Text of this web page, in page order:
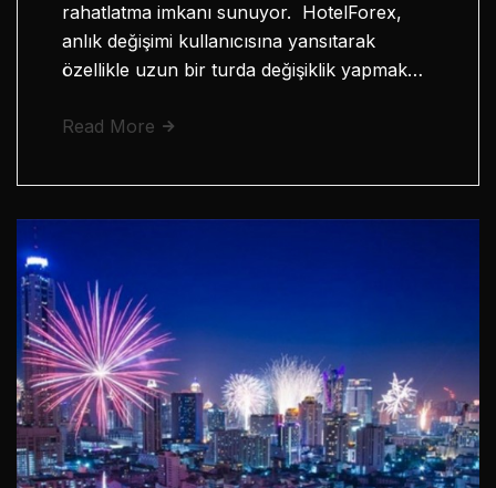
rahatlatma imkanı sunuyor. HotelForex,
anlık değişimi kullanıcısına yansıtarak
özellikle uzun bir turda değişiklik yapmak…
Read More